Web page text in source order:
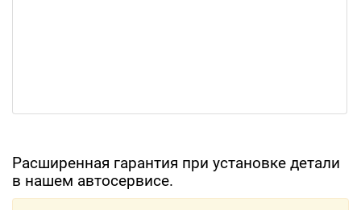
Расширенная гарантия при установке детали
в нашем автосервисе.